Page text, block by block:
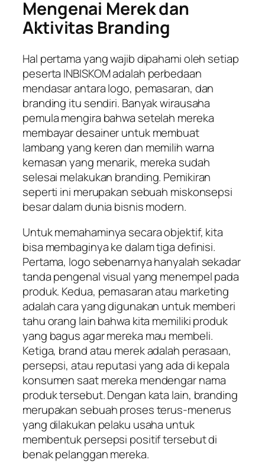
Mengenai Merek dan
Aktivitas Branding
Hal pertama yang wajib dipahami oleh setiap
peserta INBISKOM adalah perbedaan
mendasar antara logo, pemasaran, dan
branding itu sendiri. Banyak wirausaha
pemula mengira bahwa setelah mereka
membayar desainer untuk membuat
lambang yang keren dan memilih warna
kemasan yang menarik, mereka sudah
selesai melakukan branding. Pemikiran
seperti ini merupakan sebuah miskonsepsi
besar dalam dunia bisnis modern.
Untuk memahaminya secara objektif, kita
bisa membaginya ke dalam tiga definisi.
Pertama, logo sebenarnya hanyalah sekadar
tanda pengenal visual yang menempel pada
produk. Kedua, pemasaran atau marketing
adalah cara yang digunakan untuk memberi
tahu orang lain bahwa kita memiliki produk
yang bagus agar mereka mau membeli.
Ketiga, brandatau merek adalah perasaan,
persepsi, atau reputasi yang ada di kepala
konsumen saat mereka mendengar nama
produk tersebut. Dengan kata lain, branding
merupakan sebuah proses terus-menerus
yang dilakukan pelaku usaha untuk
membentuk persepsi positif tersebut di
benak pelanggan mereka.